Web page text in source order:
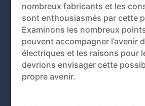
nombreux fabricants et les
sont enthousiasmés par cette
Examinons les nombreux
peuvent accompagner l’avenir
électriques et les raisons pour
devrions envisager cette
propre avenir.